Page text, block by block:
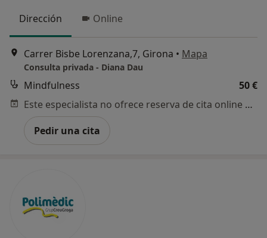
Dirección Online
Carrer Bisbe Lorenzana,7, Girona • Mapa
Consulta privada - Diana Dau
Mindfulness
50 €
Este especialista no ofrece reserva de cita online en esta dirección.
Pedir una cita